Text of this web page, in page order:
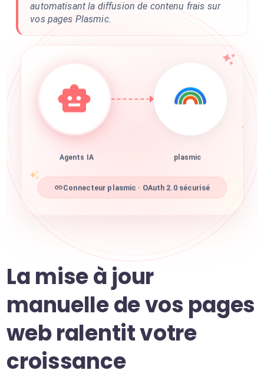
automatisant la diffusion de contenu frais sur
vos pages Plasmic.
Agents IA plasmic
Connecteur plasmic · OAuth 2.0 sécurisé
La mise à jour
manuelle de vos pages
web ralentit votre
croissance